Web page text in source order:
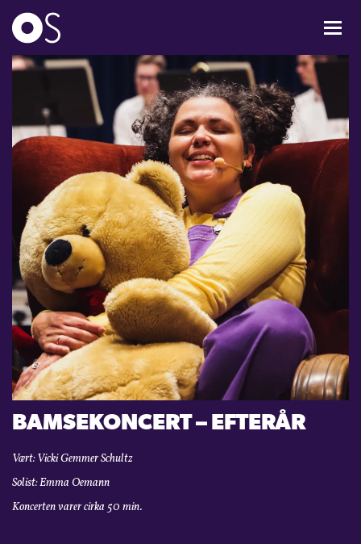
KONCERTER
MIXPAKKER
BØRN & UNGE
INFO
OM OS
GAVEKORT
CARL NIELSEN INTERNATIONAL COMPETITION
KONTAKT
BAMSEKONCERT – EFTERÅR
Vært: Vicki Gemmer Schultz
Solist: Emma Oemann
Koncerten varer cirka 50 min.